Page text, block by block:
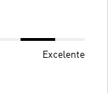
Excelente